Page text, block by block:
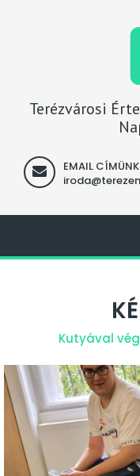
Terézvárosi
EMAIL CÍMÜNK
Kutyával